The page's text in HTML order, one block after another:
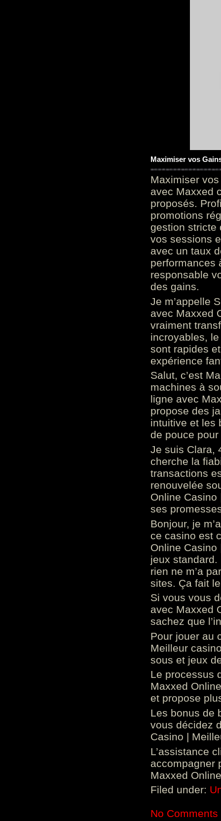
Maximiser vos
Maximiser
avec Maxxed
proposés.
promotions
gestion stricte
vos sessions
avec un taux
performances
responsable
des gains.
Je m’appelle
avec Maxxed
vraiment
incroyables,
sont rapides
expérience
Salut, c’est
machines à
ligne avec
propose des
intuitive et les
de pouce
Je suis Clara,
cherche la
transactions
renouvelée
Online
ses
Bonjour, je
ce casino est
Online
jeux standard.
rien ne m’a
sites. Ça fait
Si vous vous
avec Maxxed
sachez que
Pour jouer au
Meilleur
sous et jeux
Le processus
Maxxed
et propose
Les bonus de
vous décidez
Casino |
L’assistance
accompagner
Maxxed
Filed under:
No Comments